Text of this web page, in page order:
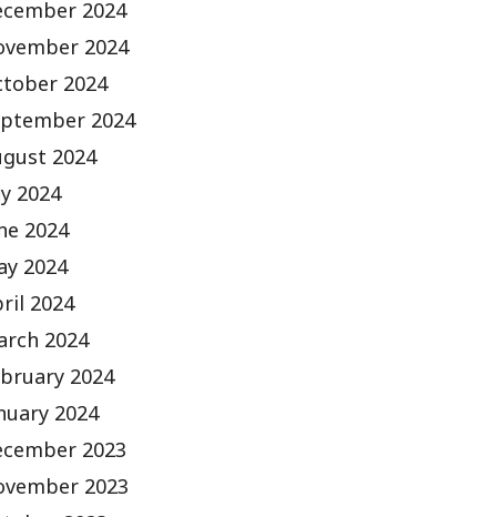
2024
2024
2024
2024
2024
2024
2024
2024
2024
2024
2024
2024
2023
2023